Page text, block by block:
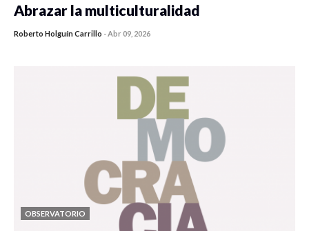
Abrazar la multiculturalidad
Roberto Holguín Carrillo -Abr 09, 2026
OBSERVATORIO